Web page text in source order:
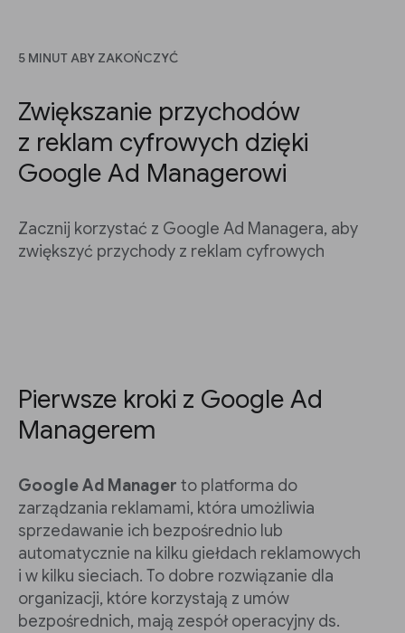
5 MINUT ABY ZAKOŃCZYĆ
Zwiększanie przychodów
z reklam cyfrowych dzięki
Google Ad Managerowi
Zacznij korzystać z Google Ad Managera, aby
zwiększyć przychody z reklam cyfrowych
Pierwsze kroki z Google Ad
Managerem
Google Ad Manager to platforma do
zarządzania reklamami, która umożliwia
sprzedawanie ich bezpośrednio lub
automatycznie na kilku giełdach reklamowych
i w kilku sieciach. To dobre rozwiązanie dla
organizacji, które korzystają z umów
bezpośrednich, mają zespół operacyjny ds.